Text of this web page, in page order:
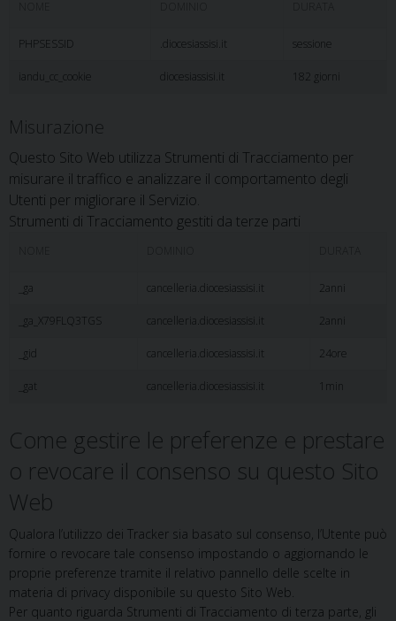
PHPSESSID .diocesiassisi.it sessione
iandu_cc_cookie diocesiassisi.it 182 giorni
Misurazione
Questo Sito Web utilizza Strumenti di Tracciamento per
misurare il traffico e analizzare il comportamento degli
Utenti per migliorare il Servizio.
Strumenti di Tracciamento gestiti da terze parti
_ga cancelleria.diocesiassisi.it 2anni
_ga_X79FLQ3TGS cancelleria.diocesiassisi.it 2anni
_gid cancelleria.diocesiassisi.it 24ore
_gat cancelleria.diocesiassisi.it 1min
Come gestire le preferenze e prestare
o revocare il consenso su questo Sito
Web
Qualora l’utilizzo dei Tracker sia basato sul consenso, l’Utente può
fornire o revocare tale consenso impostando o aggiornando le
proprie preferenze tramite il relativo pannello delle scelte in
materia di privacy disponibile su questo Sito Web.
Per quanto riguarda Strumenti di Tracciamento di terza parte, gli